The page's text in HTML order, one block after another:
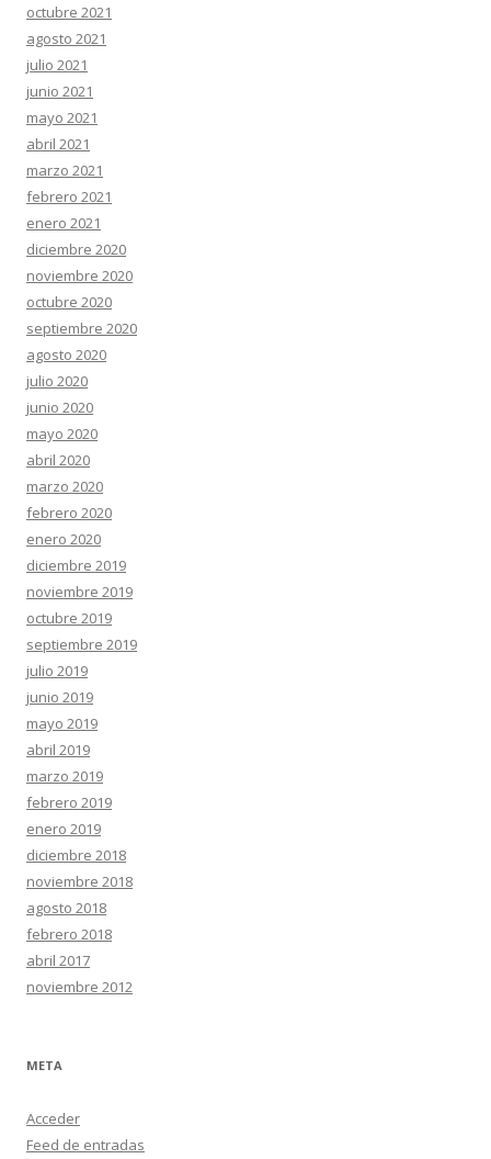
octubre 2021
agosto 2021
julio 2021
junio 2021
mayo 2021
abril 2021
marzo 2021
febrero 2021
enero 2021
diciembre 2020
noviembre 2020
octubre 2020
septiembre 2020
agosto 2020
julio 2020
junio 2020
mayo 2020
abril 2020
marzo 2020
febrero 2020
enero 2020
diciembre 2019
noviembre 2019
octubre 2019
septiembre 2019
julio 2019
junio 2019
mayo 2019
abril 2019
marzo 2019
febrero 2019
enero 2019
diciembre 2018
noviembre 2018
agosto 2018
febrero 2018
abril 2017
noviembre 2012
META
Acceder
Feed de entradas